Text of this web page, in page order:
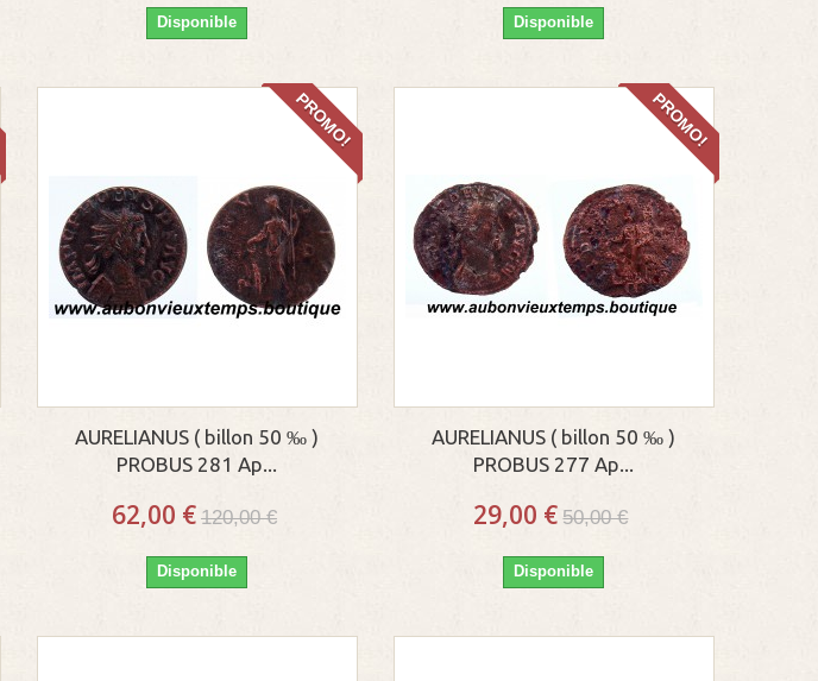
Disponible Disponible
PROMO!
AURELIANUS ( billon 50 ‰ )
PROBUS 281 Ap...
62,00 € 120,00 €
Disponible
PROMO!
AURELIANUS ( billon 50 ‰ )
PROBUS 277 Ap...
29,00 € 50,00 €
Disponible